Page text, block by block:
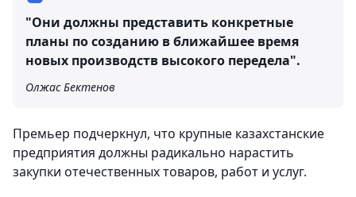
"Они должны представить конкретные
планы по созданию в ближайшее время
новых производств высокого передела".
Олжас Бектенов
Премьер подчеркнул, что крупные казахстанские
предприятия должны радикально нарастить
закупки отечественных товаров, работ и услуг.